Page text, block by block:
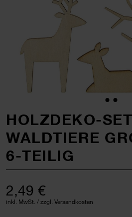
HOLZDEKO-SET
WALDTIERE
6-TEILIG
2,49 €
inkl. MwSt. / zzgl. Versandkosten